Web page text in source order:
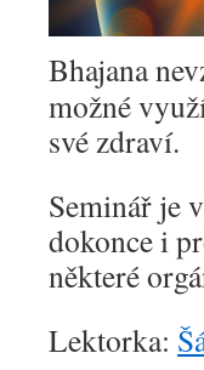
Bhajana
možné
své zdraví.
Seminář je
dokonce i
některé
Lektorka: